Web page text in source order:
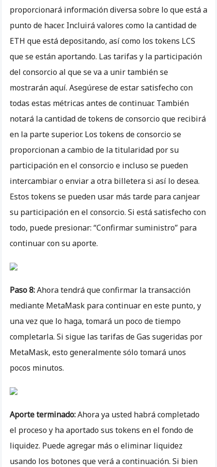
proporcionará información diversa sobre lo que está a
punto de hacer. Incluirá valores como la cantidad de
ETH que está depositando, así como los tokens LCS
que se están aportando. Las tarifas y la participación
del consorcio al que se va a unir también se
mostrarán aquí. Asegúrese de estar satisfecho con
todas estas métricas antes de continuar. También
notará la cantidad de tokens de consorcio que recibirá
en la parte superior. Los tokens de consorcio se
proporcionan a cambio de la titularidad por su
participación en el consorcio e incluso se pueden
intercambiar o enviar a otra billetera si así lo desea.
Estos tokens se pueden usar más tarde para canjear
su participación en el consorcio. Si está satisfecho con
todo, puede presionar: “Confirmar suministro” para
continuar con su aporte.
Paso 8:Ahora tendrá que confirmar la transacción
mediante MetaMask para continuar en este punto, y
una vez que lo haga, tomará un poco de tiempo
completarla. Si sigue las tarifas de Gas sugeridas por
MetaMask, esto generalmente sólo tomará unos
pocos minutos.
Aporte terminado:Ahora ya usted habrá completado
el proceso y ha aportado sus tokens en el fondo de
liquidez. Puede agregar más o eliminar liquidez
usando los botones que verá a continuación. Si bien